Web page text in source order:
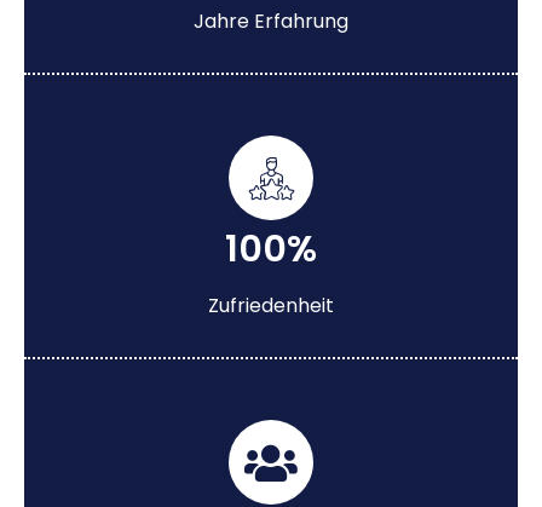
Jahre Erfahrung
100%
Zufriedenheit